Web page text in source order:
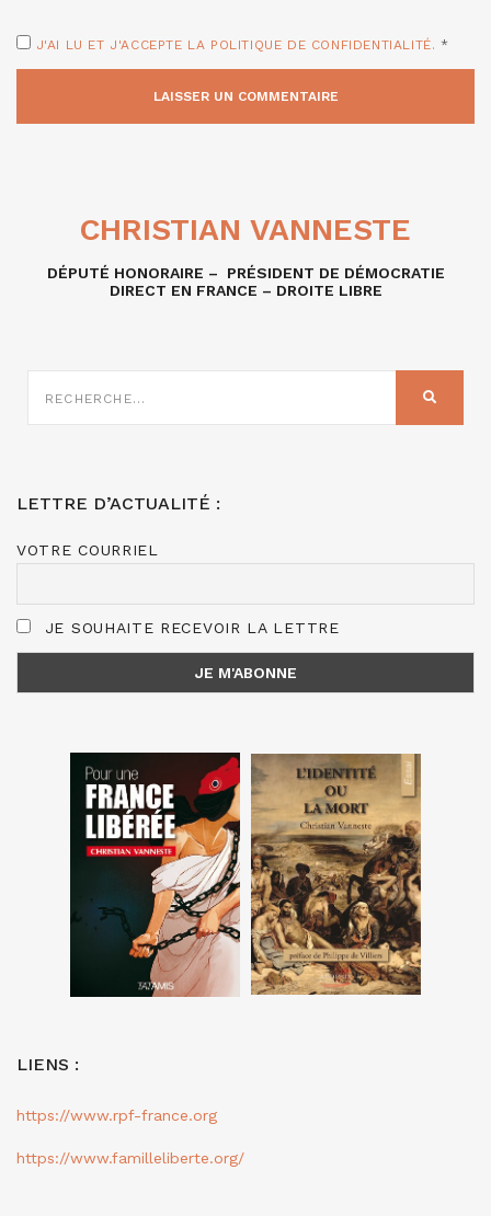
J'AI LU ET J'ACCEPTE LA POLITIQUE DE CONFIDENTIALITÉ. *
CHRISTIAN VANNESTE
DÉPUTÉ HONORAIRE – PRÉSIDENT DE DÉMOCRATIE
DIRECT EN FRANCE – DROITE LIBRE
SUR
LETTRE D’ACTUALITÉ :
VOTRE COURRIEL
JE SOUHAITE RECEVOIR LA LETTRE
LIENS :
https://www.rpf-france.org
https://www.familleliberte.org/